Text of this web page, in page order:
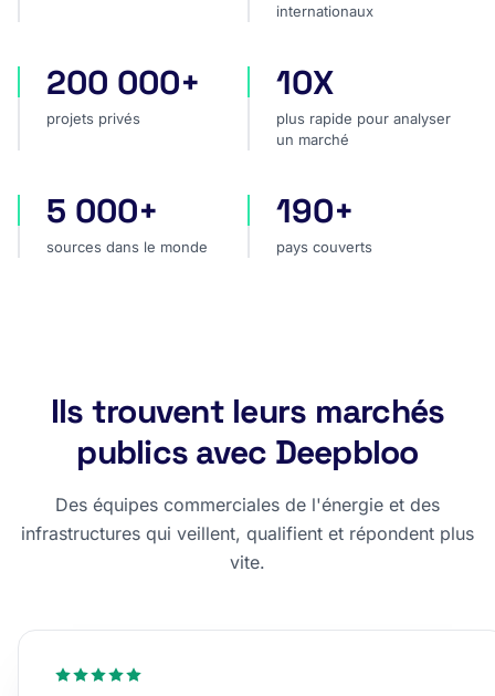
internationaux
projets privés
200 000+
projets privés
plus rapide pour analyser
10X
plus rapide pour analyser
un marché
sources dans le monde
5 000+
sources dans le monde
pays couverts
190+
pays couverts
Ils trouvent leurs marchés
publics avec Deepbloo
Des équipes commerciales de l'énergie et des
infrastructures qui veillent, qualifient et répondent plus
vite.